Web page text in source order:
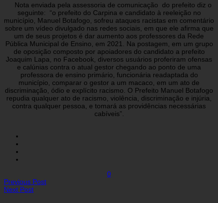
Nota enviada pela assessoria de comunicação do prefeito diz o
seguinte: “o prefeito do Carpina e candidato à reeleição no
município, Manuel Botafogo, sofreu ataques racistas em comentário
sobre um vídeo divulgado nas redes sociais, em que ele afirma que
um de seus projetos é dar aumento aos professores da Rede
Pública Municipal de Ensino, em 2021. Na postagem, em um grupo
de oposição composto por apoiadores do candidato a prefeito
Joaquim Lapa, no Facebook, diversos usuários proferiram ofensas
e calúnias contra o atual gestor chegando ao ponto de uma
professora de ensino primário, funcionária readaptada do
município, comparar o gestor a um macaco, em um ato de
discriminação, ódio e explícito racismo. O Prefeito Manuel Botafogo
repudia qualquer ato de racismo, violência, discriminação e injúria,
contra qualquer pessoa, e tomará as providências necessárias
cabíveis”.
0
Previous Post
Next Post